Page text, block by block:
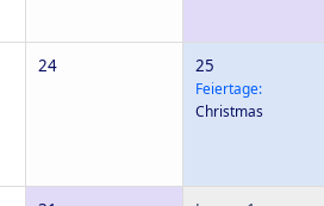
24 25
Feiertage:
Christmas